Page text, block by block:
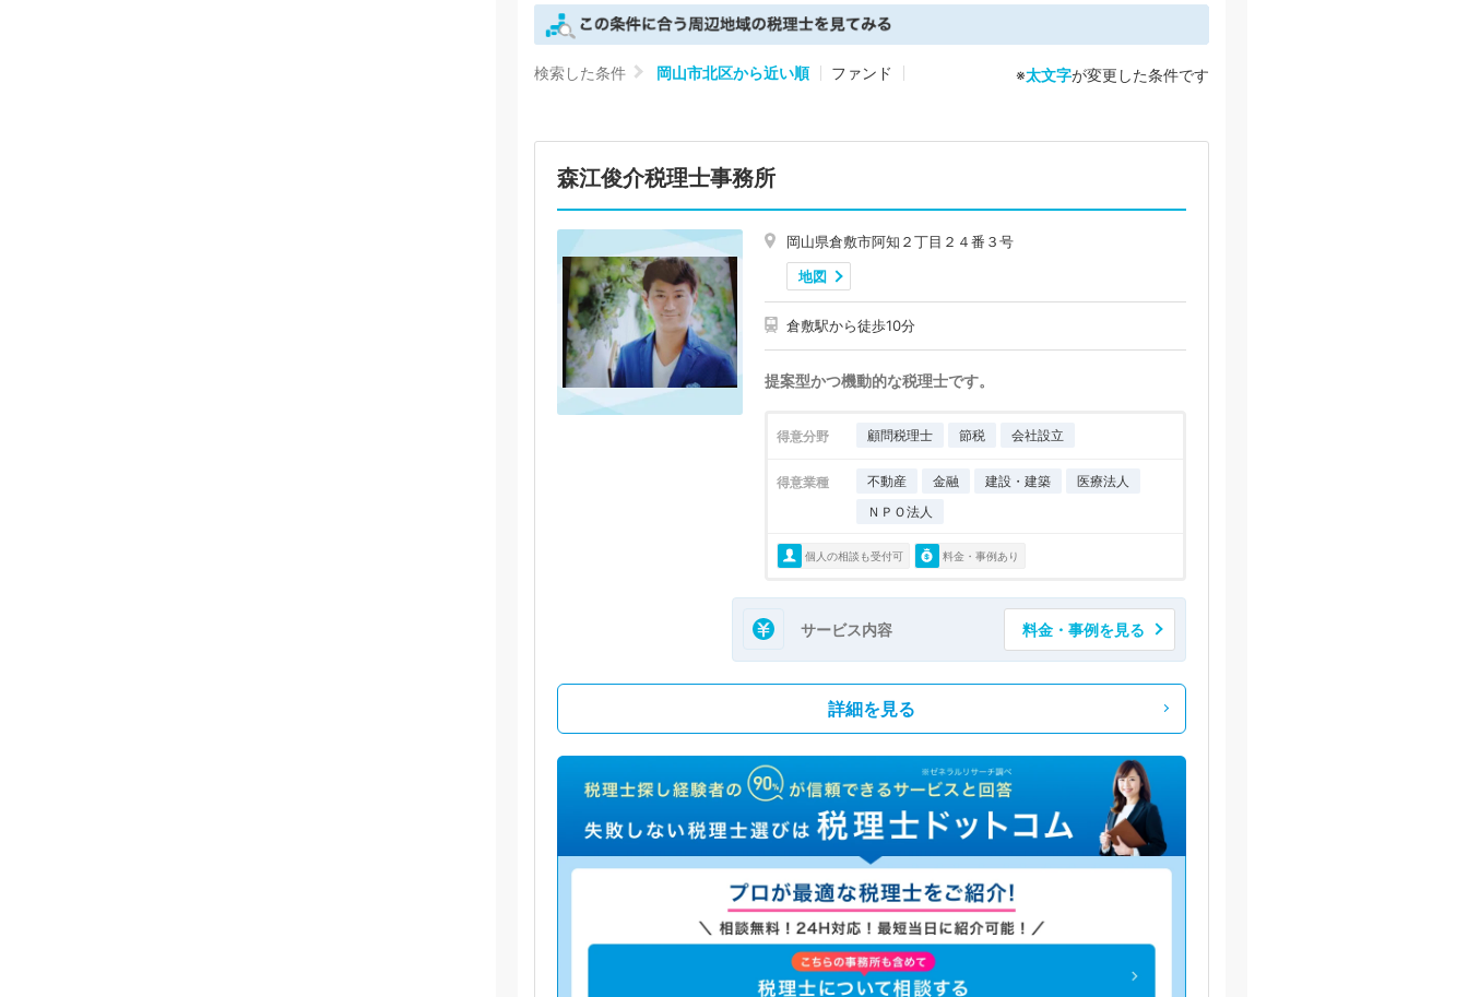
検索した条件 岡山市北区から近い順 ファンド ※太文字が変更した条件です
森江俊介税理士事務所
岡山県倉敷市阿知２丁目２４番３号
地図
倉敷駅から徒歩10分
提案型かつ機動的な税理士です。
得意分野 顧問税理士 節税 会社設立
得意業種 不動産 金融 建設・建築
医療法人
ＮＰＯ法人
個人の相談も受付可 料金・事例あり
サービス内容 料金・事例を見る
詳細を見る